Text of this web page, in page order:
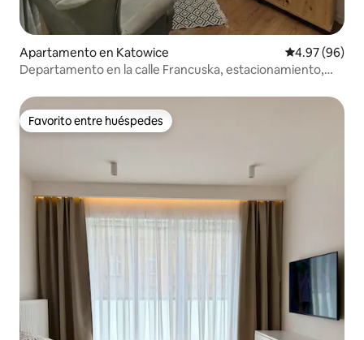
Apartamento en Katowice Calificación
4.97 (96)
Departamento en la calle Francuska, estacionamiento,
Favorito entre huéspedes
Favorito entre huéspedes